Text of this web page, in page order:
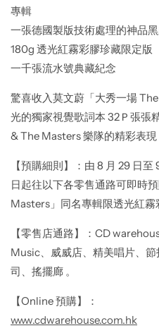
專輯
一張德國製版技術處理的神品
180g 透光紅霧彩膠珍藏限定版
一千張流水號典藏紀念
驚喜收入莫文蔚「大秀一場
光的獨家視覺歌詞本 32Ｐ張張
& The Masters 樂隊的精彩表現
【預購細則】：由 8 月 29 日
日起往以下各零售通路可即時
Masters」同名專輯限透光紅霧
【零售店通路】：CD
Music、威威店、精美唱片、
司、搖擺廊 。
【Online 預購】：
www.cdwarehouse.com.hk